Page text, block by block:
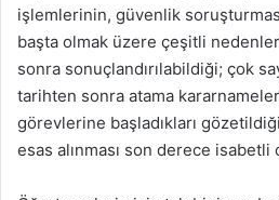
işlemlerinin, güvenlik
başta olmak üzere çeşitli
sonra sonuçlandırılabildiği; çok
tarihten sonra atama
görevlerine başladıkları
esas alınması son derece isabetli